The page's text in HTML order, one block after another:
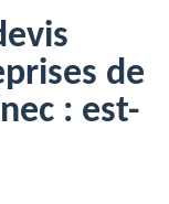
de
: est-